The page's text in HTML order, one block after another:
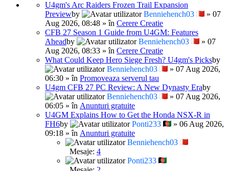
U4gm's Arc Raiders Frozen Trail Expansion
Previewby Benniehench03
» 07
Aug 2026, 08:48 » în Cerere Creatie
CFB 27 Season 1 Guide from U4GM: Features
Aheadby Benniehench03
» 07
Aug 2026, 08:33 » în Cerere Creatie
What Could Keep Hero Siege Fresh? U4gm's Picksby
Benniehench03
» 07 Aug 2026,
06:30 » în Promoveaza serverul tau
U4gm CFB 27 PC Review: A New Dynasty Eraby
Benniehench03
» 07 Aug 2026,
06:05 » în Anunturi gratuite
U4GM Explains How to Get the Honda NSX-R in
FH6by Ponti233
» 06 Aug 2026,
09:18 » în Anunturi gratuite
Benniehench03
Mesaje: 4
Ponti233